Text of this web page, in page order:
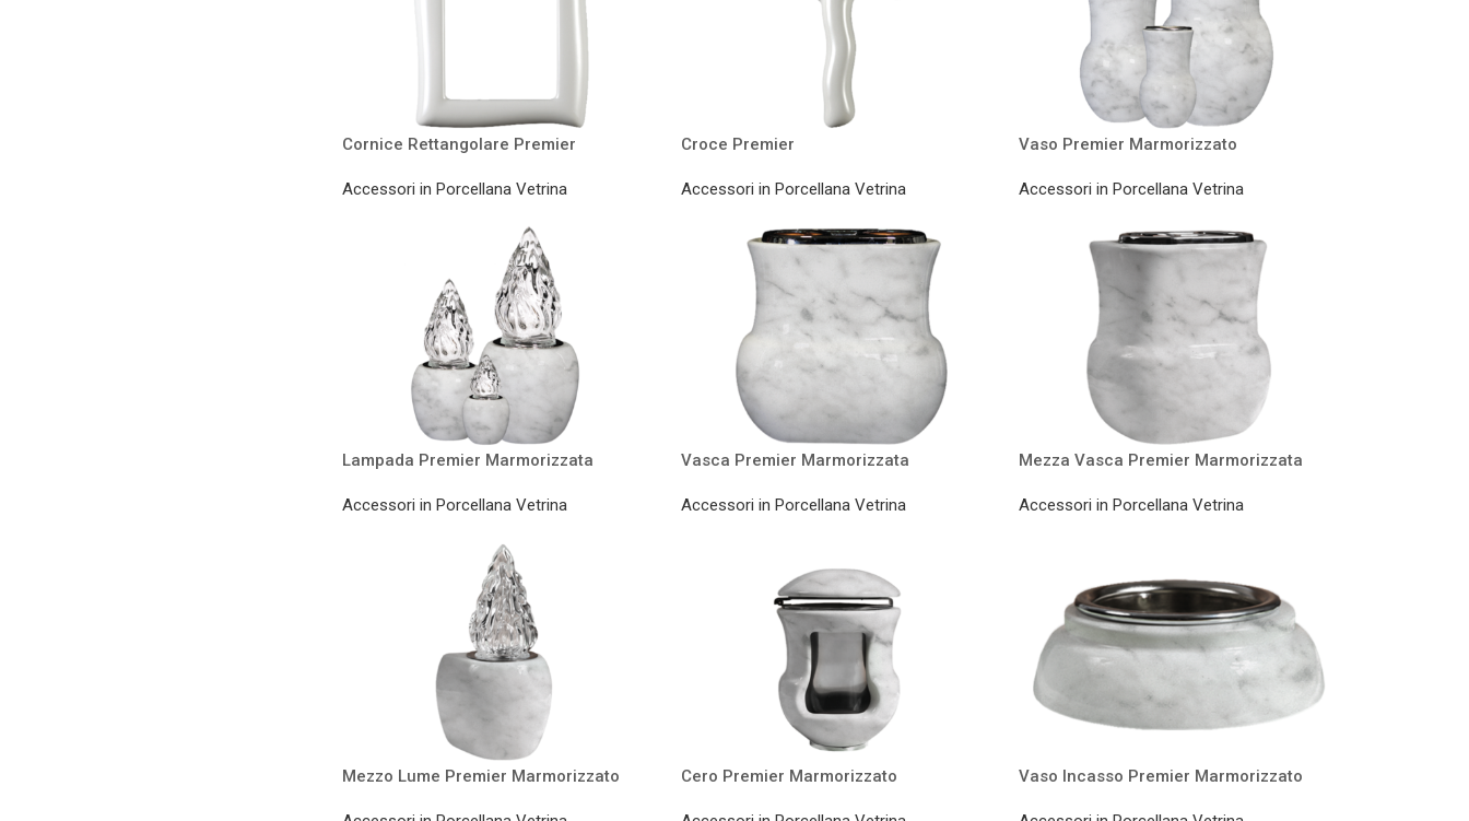
Cornice Rettangolare Premier
Accessori in Porcellana Vetrina
Croce Premier
Accessori in Porcellana Vetrina
Vaso Premier Marmorizzato
Accessori in Porcellana Vetrina
Lampada Premier Marmorizzata
Accessori in Porcellana Vetrina
Vasca Premier Marmorizzata
Accessori in Porcellana Vetrina
Mezza Vasca Premier Marmorizzata
Accessori in Porcellana Vetrina
Mezzo Lume Premier Marmorizzato Cero Premier Marmorizzato Vaso Incasso Premier Marmorizzato